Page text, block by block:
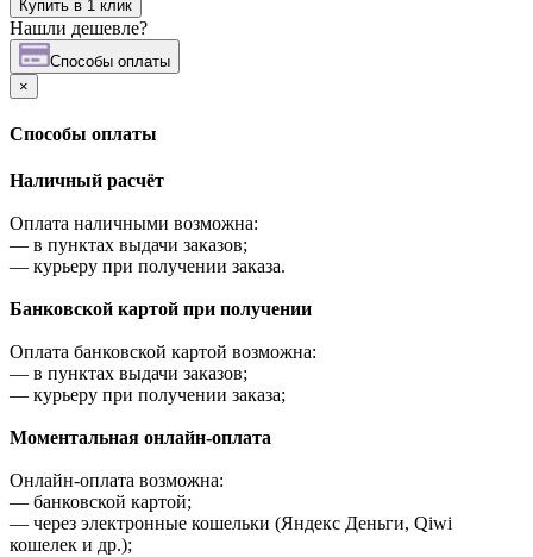
Купить в 1 клик
Нашли дешевле?
Cпособы оплаты
×
Cпособы оплаты
Наличный расчёт
Оплата наличными возможна:
— в пунктах выдачи заказов;
— курьеру при получении заказа.
Банковской картой при получении
Оплата банковской картой возможна:
— в пунктах выдачи заказов;
— курьеру при получении заказа;
Моментальная онлайн-оплата
Онлайн-оплата возможна:
— банковской картой;
— через электронные кошельки (Яндекс Деньги, Qiwi
кошелек и др.);